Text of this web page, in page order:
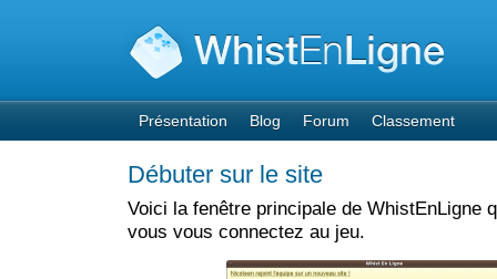
Présentation Blog Forum Classement
Débuter sur le site
Voici la fenêtre principale de WhistEnLigne
vous vous connectez au jeu.